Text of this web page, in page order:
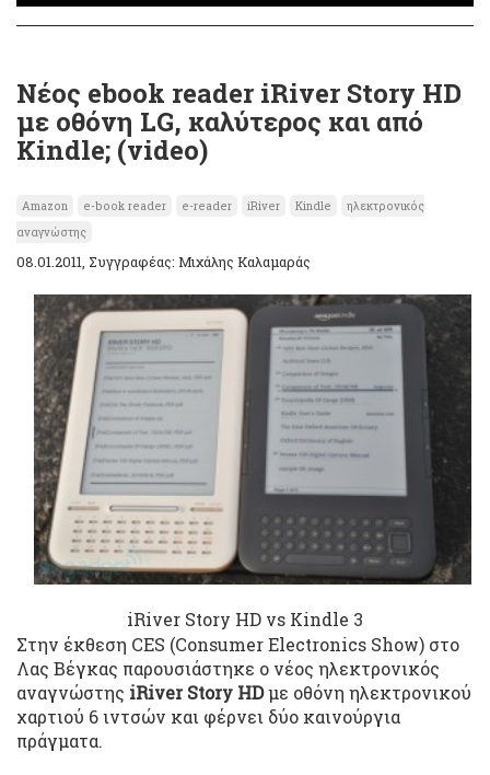
Νέος ebook reader iRiver Story HD
με οθόνη LG, καλύτερος και από
Kindle; (video)
Amazon e-book reader e-reader iRiver Kindle
ηλεκτρονικός
αναγνώστης
08.01.2011, Συγγραφέας: Μιχάλης Καλαμαράς
iRiver Story HD vs Kindle 3
Στην έκθεση CES (Consumer Electronics Show) στο
Λας Βέγκας παρουσιάστηκε ο νέος ηλεκτρονικός
αναγνώστης iRiver Story HDμε οθόνη ηλεκτρονικού
χαρτιού 6 ιντσών και φέρνει δύο καινούργια
πράγματα.